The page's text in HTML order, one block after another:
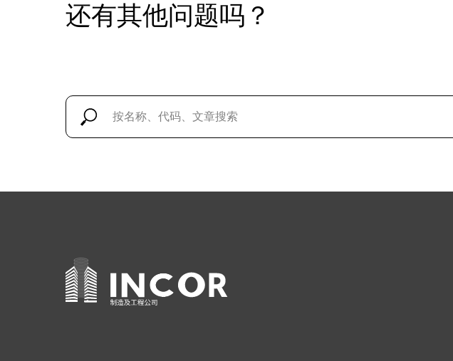
还有其他问题吗？